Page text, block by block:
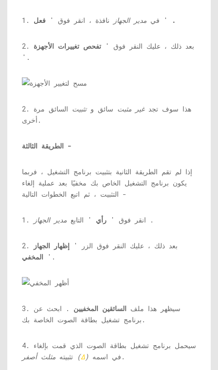
1. في مدير الجهاز نافذة ، انقر فوق ' فعل ' .
2. بعد ذلك ، عليك النقر فوق ' تفحص تغييرات الأجهزة
'.
2. هذا سوف تجدغير مثبت سائق وتثبيت السائق مرة
أخرى.
الطريقة الثالثة -
إذا لم تقم الطريقة الثانية بتثبيت برنامج التشغيل ، فربما
يكون برنامج التشغيل الخاص بك مخفيًا بعد عملية إلغاء
التثبيت ، ثم اتبع الخطوات التالية -
1. انقر فوق ' رأي ' التابع مدير الجهاز .
2. بعد ذلك ، عليك النقر فوق الزر ' إظهار الجهاز
المخفي '.
3. سيظهر هذا ملف السائقين المخفيين . ابحث عن
برنامج تشغيل بطاقة الصوت الخاصة بك.
4. سيحمل برنامج تشغيل بطاقة الصوت الذي قمت بإلغاء
تثبيته مثلث أصفر (Δ) في اسمه.